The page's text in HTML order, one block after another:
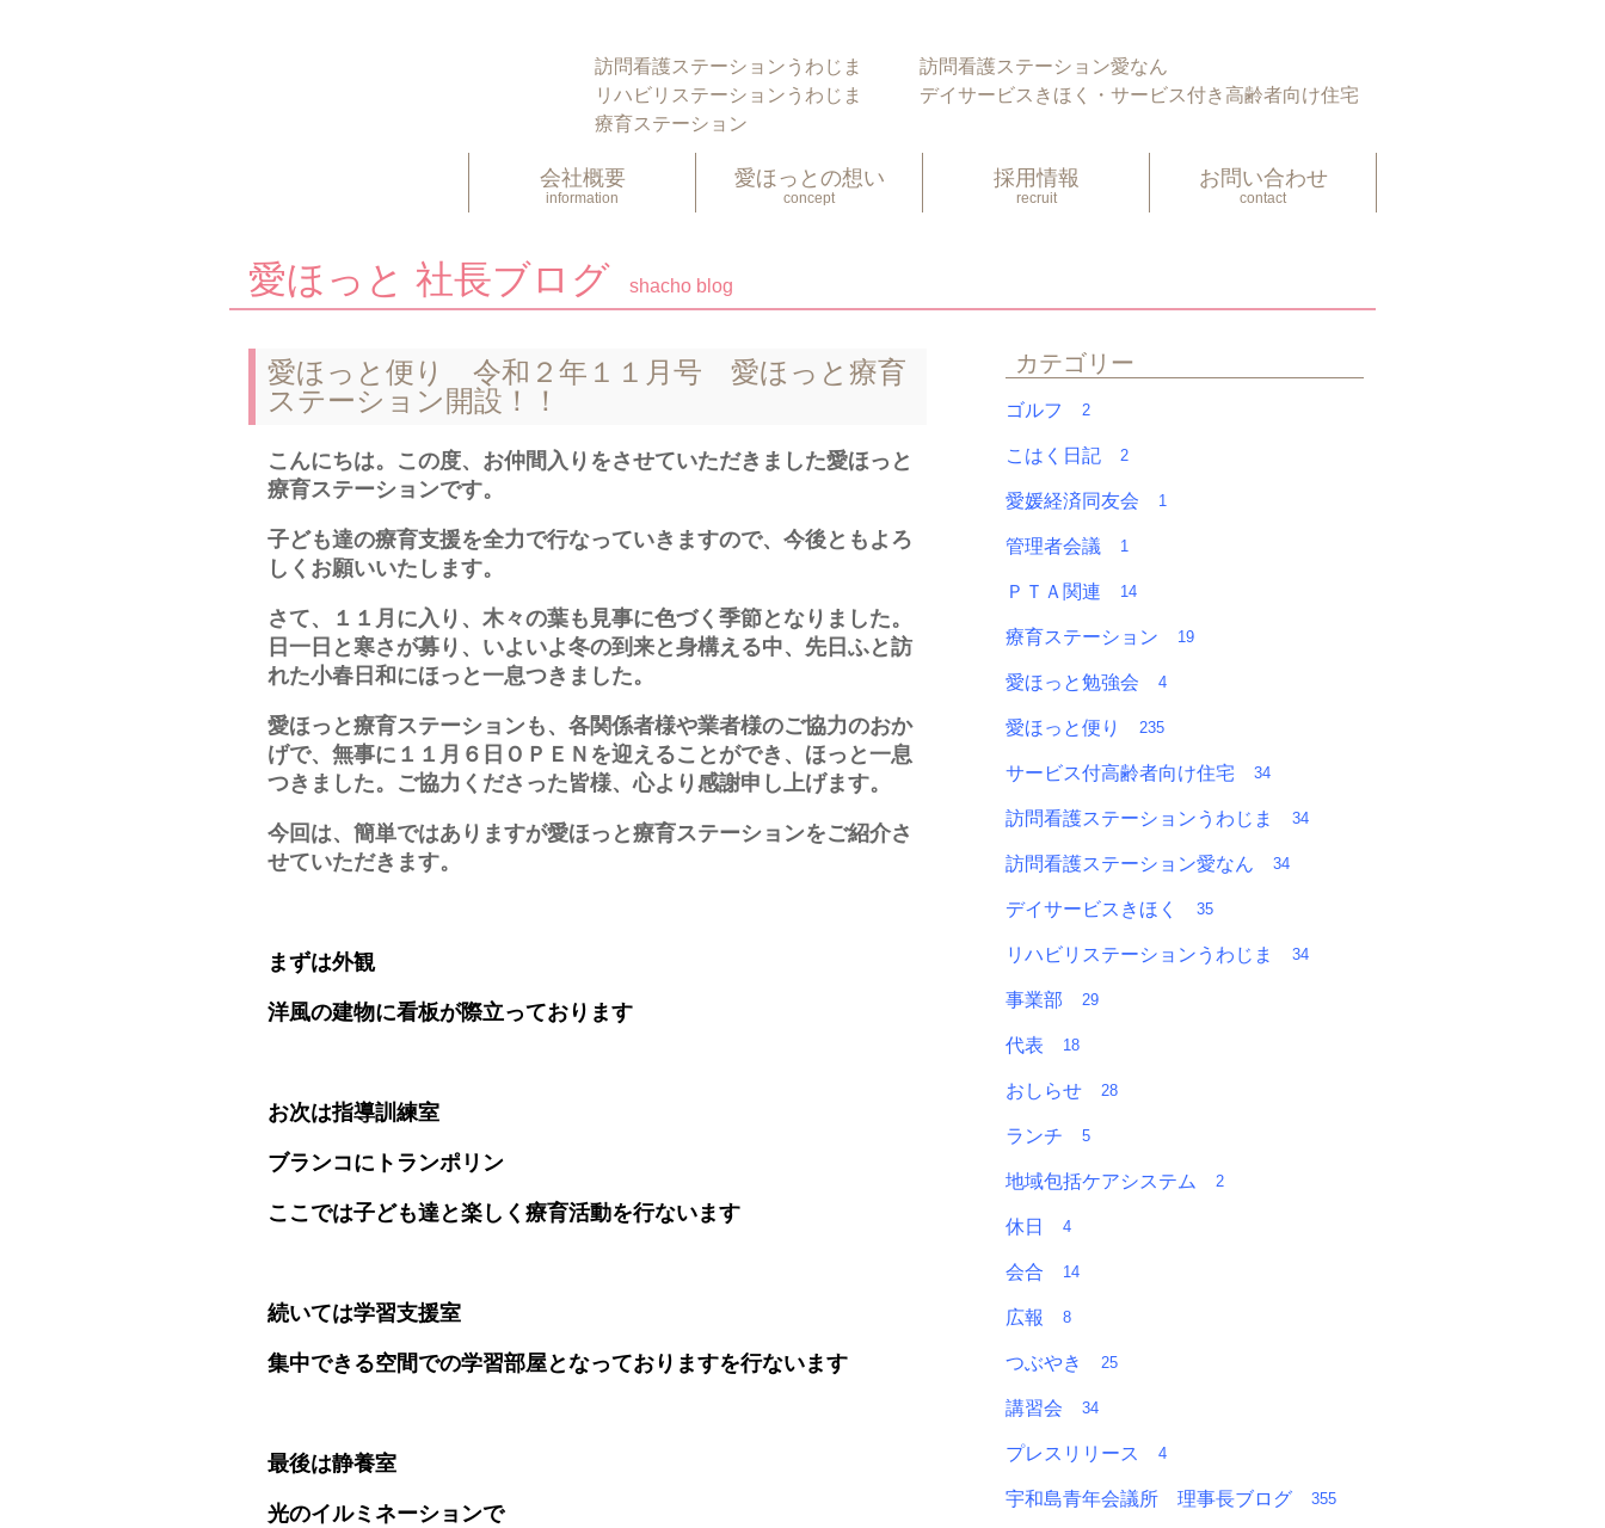
訪問看護ステーションうわじま
訪問看護ステーション愛なん
リハビリステーションうわじま
デイサービスきほく・サービス付き高齢者向け住宅
療育ステーション
会社概要
information
愛ほっとの想い
concept
採用情報
recruit
お問い合わせ
contact
愛ほっと 社長ブログ shacho blog
愛ほっと便り 令和２年１１月号 愛ほっと療育
ステーション開設！！
こんにちは。この度、お仲間入りをさせていただきました愛ほっと
療育ステーションです。
子ども達の療育支援を全力で行なっていきますので、今後ともよろ
しくお願いいたします。
さて、１１月に入り、木々の葉も見事に色づく季節となりました。
日一日と寒さが募り、いよいよ冬の到来と身構える中、先日ふと訪
れた小春日和にほっと一息つきました。
愛ほっと療育ステーションも、各関係者様や業者様のご協力のおか
げで、無事に１１月６日ＯＰＥＮを迎えることができ、ほっと一息
つきました。ご協力くださった皆様、心より感謝申し上げます。
今回は、簡単ではありますが愛ほっと療育ステーションをご紹介さ
せていただきます。
まずは外観
洋風の建物に看板が際立っております
お次は指導訓練室
ブランコにトランポリン
ここでは子ども達と楽しく療育活動を行ないます
続いては学習支援室
集中できる空間での学習部屋となっておりますを行ないます
最後は静養室
光のイルミネーションで
カテゴリー
ゴルフ 2
こはく日記 2
愛媛経済同友会 1
管理者会議 1
ＰＴＡ関連 14
療育ステーション 19
愛ほっと勉強会 4
愛ほっと便り 235
サービス付高齢者向け住宅 34
訪問看護ステーションうわじま 34
訪問看護ステーション愛なん 34
デイサービスきほく 35
リハビリステーションうわじま 34
事業部 29
代表 18
おしらせ 28
ランチ 5
地域包括ケアシステム 2
休日 4
会合 14
広報 8
つぶやき 25
講習会 34
プレスリリース 4
宇和島青年会議所 理事長ブログ 355